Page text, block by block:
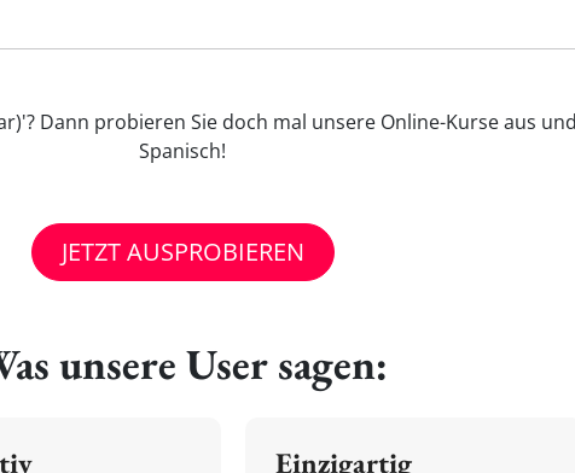
Dann probieren Sie doch mal unsere Online-Kurse aus
Spanisch!
JETZT AUSPROBIEREN
unsere User sagen:
Einzigartig